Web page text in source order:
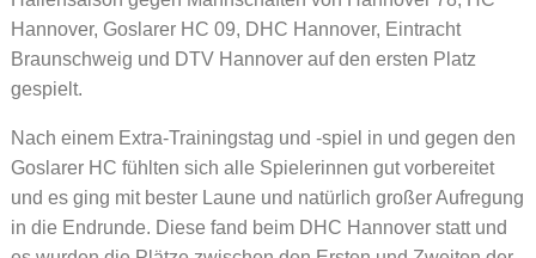
Hannover, Goslarer HC 09, DHC Hannover, Eintracht
Braunschweig und DTV Hannover auf den ersten Platz
gespielt.
Nach einem Extra-Trainingstag und -spiel in und gegen den
Goslarer HC fühlten sich alle Spielerinnen gut vorbereitet
und es ging mit bester Laune und natürlich großer Aufregung
in die Endrunde. Diese fand beim DHC Hannover statt und